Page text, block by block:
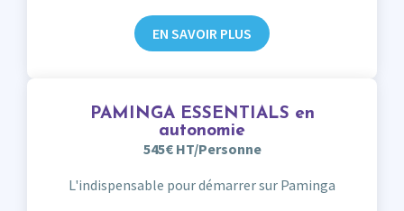
EN SAVOIR PLUS
PAMINGA ESSENTIALS en
autonomie
545€ HT/Personne
L'indispensable pour démarrer sur Paminga